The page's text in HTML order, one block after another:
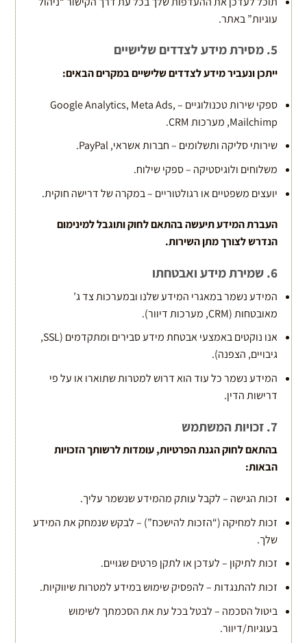
עוגיות” באתר.
5. מסירת מידע לצדדים שלישיים
ייתכן ונעביר מידע לצדדים שלישיים במקרים הבאים:
ספקי שירות טכנולוגיים – Google Analytics, Meta Ads,
Mailchimp, מערכות CRM.
שירותי סליקה ותשלומים – חברות אשראי, PayPal.
משלוחים ולוגיסטיקה – ספקי שילוח.
יועצים משפטיים או רגולטוריים – במקרה של דרישה חוקית.
העברת המידע תיעשה בהתאם לחוק ותוגבל למינימום
הנדרש לצורך מתן השירות.
6. שמירת מידע ואבטחתו
המידע נשמר במאגרי המידע שלנו ובמערכות צד ג’
מאובטחות (CRM, מערכות דיוור).
אנו נוקטים באמצעי אבטחת מידע סבירים ומתקדמים (SSL,
גיבויים, הצפנה).
המידע נשמר כל עוד הוא דרוש למטרות שתוארו או על פי
דרישות הדין.
7. זכויות המשתמש
בהתאם לחוק הגנת הפרטיות, עומדות לרשותך הזכויות
הבאות:
זכות הגישה – לקבל עותק מהמידע שנשמר עליך.
זכות למחיקה (“הזכות להישכח”) – לבקש שנמחק את המידע
שלך.
זכות לתיקון – לעדכן או לתקן פרטים שגויים.
זכות להתנגדות – להפסיק שימוש במידע למטרות שיווקיות.
ביטול הסכמה – לבטל בכל עת את הסכמתך לשימוש
בעוגיות/דיוור.